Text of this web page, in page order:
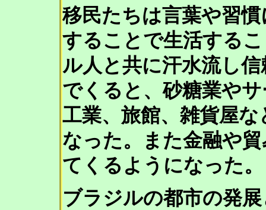
移民たちは言葉や習
することで生活する
ル人と共に汗水流し
でくると、砂糖業や
工業、旅館、雑貨屋
なった。また金融や
てくるようになった。
ブラジルの都市の発